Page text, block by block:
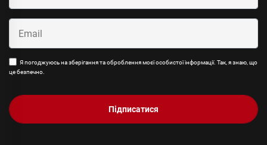
Я погоджуюсь на зберігання та оброблення моєї особистої інформації. Так, я знаю, що
це безпечно.
Підписатися